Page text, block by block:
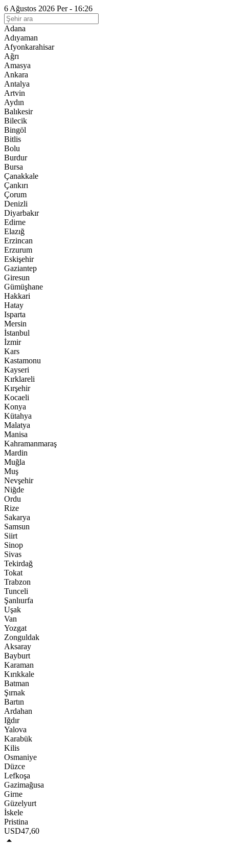
6 Ağustos 2026 Per - 16:26
Adana
Adıyaman
Afyonkarahisar
Ağrı
Amasya
Ankara
Antalya
Artvin
Aydın
Balıkesir
Bilecik
Bingöl
Bitlis
Bolu
Burdur
Bursa
Çanakkale
Çankırı
Çorum
Denizli
Diyarbakır
Edirne
Elazığ
Erzincan
Erzurum
Eskişehir
Gaziantep
Giresun
Gümüşhane
Hakkari
Hatay
Isparta
Mersin
İstanbul
İzmir
Kars
Kastamonu
Kayseri
Kırklareli
Kırşehir
Kocaeli
Konya
Kütahya
Malatya
Manisa
Kahramanmaraş
Mardin
Muğla
Muş
Nevşehir
Niğde
Ordu
Rize
Sakarya
Samsun
Siirt
Sinop
Sivas
Tekirdağ
Tokat
Trabzon
Tunceli
Şanlıurfa
Uşak
Van
Yozgat
Zonguldak
Aksaray
Bayburt
Karaman
Kırıkkale
Batman
Şırnak
Bartın
Ardahan
Iğdır
Yalova
Karabük
Kilis
Osmaniye
Düzce
Lefkoşa
Gazimağusa
Girne
Güzelyurt
İskele
Pristina
USD47,60